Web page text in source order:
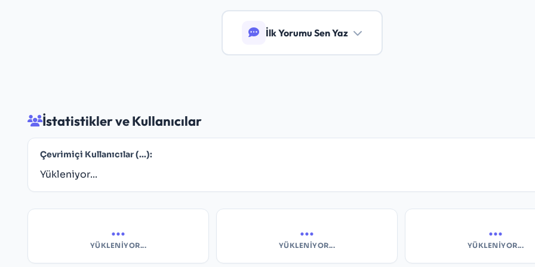
İlk Yorumu Sen Yaz
İstatistikler ve Kullanıcılar
Çevrimiçi Kullanıcılar (...):
Yükleniyor...
...
YÜKLENIYOR...
...
YÜKLENIYOR...
...
YÜKLENIYOR...